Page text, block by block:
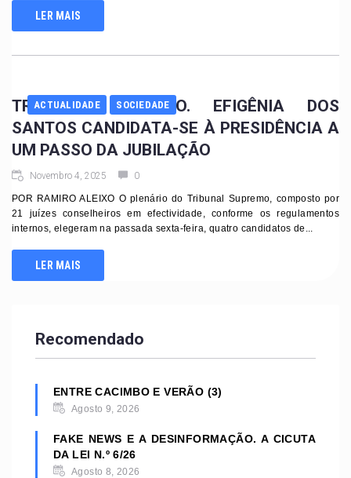
LER MAIS
ACTUALIDADE SOCIEDADE
TRIBUNAL SUPREMO. EFIGÊNIA DOS
SANTOS CANDIDATA-SE À PRESIDÊNCIA A
UM PASSO DA JUBILAÇÃO
Novembro 4, 2025 0
POR RAMIRO ALEIXO O plenário do Tribunal Supremo, composto por
21 juízes conselheiros em efectividade, conforme os regulamentos
internos, elegeram na passada sexta-feira, quatro candidatos de...
LER MAIS
Recomendado
ENTRE CACIMBO E VERÃO (3)
Agosto 9, 2026
FAKE NEWS E A DESINFORMAÇÃO. A CICUTA
DA LEI N.º 6/26
Agosto 8, 2026